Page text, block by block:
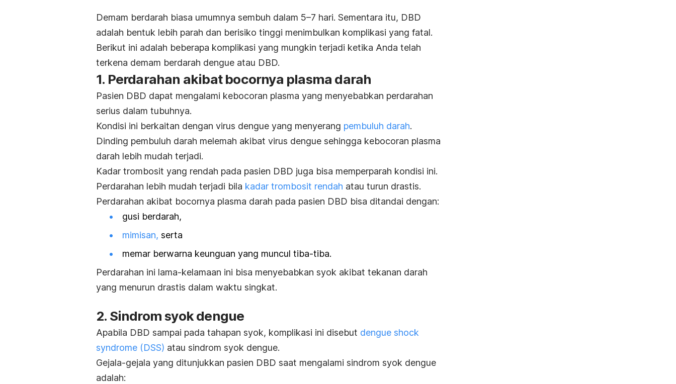
Demam berdarah biasa umumnya sembuh dalam 5–7 hari. Sementara itu, DBD
adalah bentuk lebih parah dan berisiko tinggi menimbulkan komplikasi yang fatal.
Berikut ini adalah beberapa komplikasi yang mungkin terjadi ketika Anda telah
terkena demam berdarah dengue atau DBD.
1. Perdarahan akibat bocornya plasma darah
Pasien DBD dapat mengalami kebocoran plasma yang menyebabkan perdarahan
serius dalam tubuhnya.
Kondisi ini berkaitan dengan virus dengue yang menyerang pembuluh darah.
Dinding pembuluh darah melemah akibat virus dengue sehingga kebocoran plasma
darah lebih mudah terjadi.
Kadar trombosit yang rendah pada pasien DBD juga bisa memperparah kondisi ini.
Perdarahan lebih mudah terjadi bila kadar trombosit rendah atau turun drastis.
Perdarahan akibat bocornya plasma darah pada pasien DBD bisa ditandai dengan:
gusi berdarah,
mimisan, serta
memar berwarna keunguan yang muncul tiba-tiba.
Perdarahan ini lama-kelamaan ini bisa menyebabkan syok akibat tekanan darah
yang menurun drastis dalam waktu singkat.
2. Sindrom syok dengue
Apabila DBD sampai pada tahapan syok, komplikasi ini disebut dengue shock
syndrome (DSS) atau sindrom syok dengue.
Gejala-gejala yang ditunjukkan pasien DBD saat mengalami sindrom syok dengue
adalah: